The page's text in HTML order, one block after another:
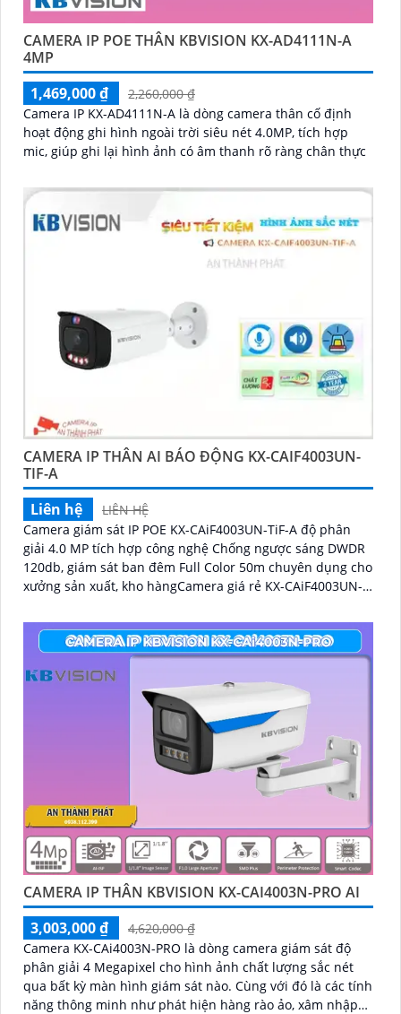
CAMERA IP POE THÂN KBVISION KX-AD4111N-A
4MP
1,469,000 ₫
2,260,000 ₫
Camera IP KX-AD4111N-A là dòng camera thân cố định
hoạt động ghi hình ngoài trời siêu nét 4.0MP, tích hợp
mic, giúp ghi lại hình ảnh có âm thanh rõ ràng chân thực
CAMERA IP THÂN AI BÁO ĐỘNG KX-CAIF4003UN-
TIF-A
Liên hệ
LIÊN HỆ
Camera giám sát IP POE KX-CAiF4003UN-TiF-A độ phân
giải 4.0 MP tích hợp công nghệ Chống ngược sáng DWDR
120db, giám sát ban đêm Full Color 50m chuyên dụng cho
xưởng sản xuất, kho hàngCamera giá rẻ KX-CAiF4003UN-
CAMERA IP THÂN KBVISION KX-CAI4003N-PRO AI
3,003,000 ₫
4,620,000 ₫
Camera KX-CAi4003N-PRO là dòng camera giám sát độ
phân giải 4 Megapixel cho hình ảnh chất lượng sắc nét
qua bất kỳ màn hình giám sát nào. Cùng với đó là các tính
năng thông minh như phát hiện hàng rào ảo, xâm nhập